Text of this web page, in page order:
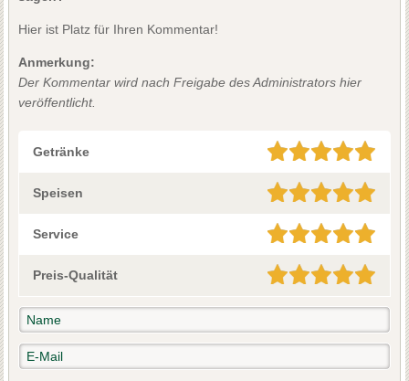
Hier ist Platz für Ihren Kommentar!
Anmerkung:
Der Kommentar wird nach Freigabe des Administrators hier
veröffentlicht.
Getränke
Speisen
Service
Preis-Qualität